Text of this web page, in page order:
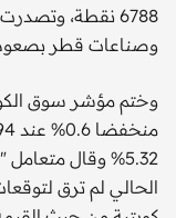
6788 نقطة،
وصناعات قطر بصعودها ثلاثة
وختم مؤشر سوق
5.32% وقال
الحالي لم ترق